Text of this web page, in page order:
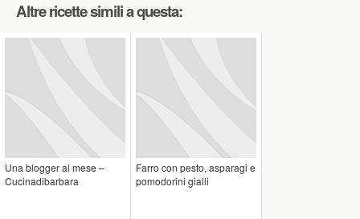
Altre ricette simili a questa:
Una blogger al mese –
Cucinadibarbara
Farro con pesto, asparagi e
pomodorini gialli